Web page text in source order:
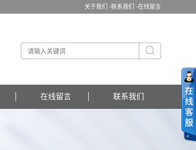
关于我们 -联系我们 -在线留言
在线留言 联系我们